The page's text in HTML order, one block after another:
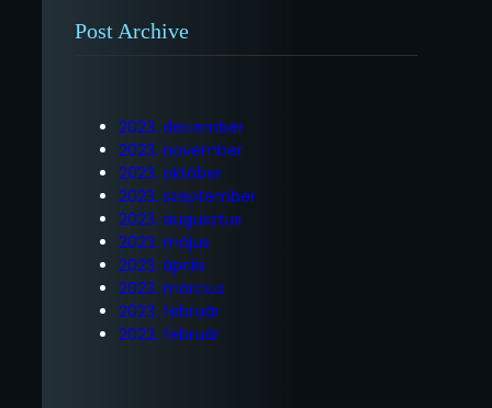
Post Archive
2023. december
2023. november
2023. október
2023. szeptember
2023. augusztus
2023. május
2023. április
2023. március
2023. február
2022. február